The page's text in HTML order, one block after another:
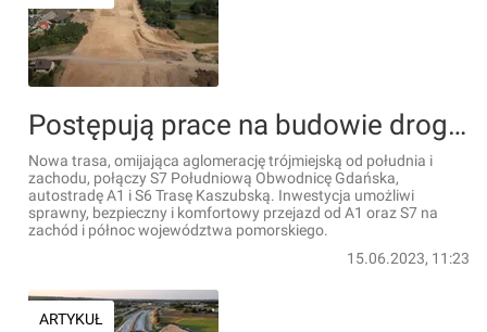
Postępują prace na budowie drogi ekspresowej S6 – Obwodnicy Metropolii Trójmiejskiej [FILM]
Nowa trasa, omijająca aglomerację trójmiejską od południa i
zachodu, połączy S7 Południową Obwodnicę Gdańska,
autostradę A1 i S6 Trasę Kaszubską. Inwestycja umożliwi
sprawny, bezpieczny i komfortowy przejazd od A1 oraz S7 na
zachód i północ województwa pomorskiego.
15.06.2023, 11:23
ARTYKUŁ